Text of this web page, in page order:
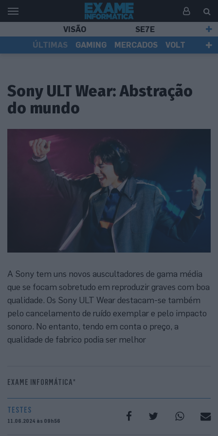
VISÃO
SE7E
ÚLTIMAS
GAMING MERCADOS
VOLT
Sony ULT Wear: Abstração
do mundo
A Sony tem uns novos auscultadores de gama média
que se focam sobretudo em reproduzir graves com boa
qualidade. Os Sony ULT Wear destacam-se também
pelo cancelamento de ruído exemplar e pelo impacto
sonoro. No entanto, tendo em conta o preço, a
qualidade de fabrico podia ser melhor
EXAME INFORMÁTICA*
TESTES
11.06.2024 às 09h56